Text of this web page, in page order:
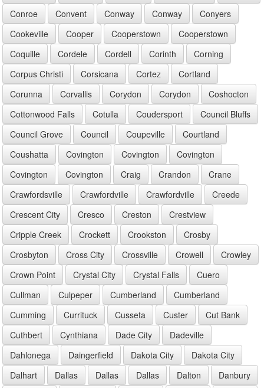
Conroe
Convent Conway Conway
Conyers
Cookeville
Cooper Cooperstown
Cooperstown
Coquille
Cordele Cordell Corinth
Corning
Corpus Christi
Corsicana Cortez
Cortland
Corunna
Corvallis Corydon Corydon
Coshocton
Cottonwood Falls
Cotulla Coudersport
Council Bluffs
Council Grove
Council Coupeville
Courtland
Coushatta
Covington Covington
Covington
Covington
Covington Craig Crandon
Crane
Crawfordsville
Crawfordville Crawfordville
Creede
Crescent City
Cresco Creston
Crestview
Cripple Creek
Crockett Crookston
Crosby
Crosbyton
Cross City Crossville Crowell
Crowley
Crown Point
Crystal City Crystal Falls
Cuero
Cullman
Culpeper Cumberland
Cumberland
Cumming
Currituck Cusseta Custer
Cut Bank
Cuthbert
Cynthiana Dade City
Dadeville
Dahlonega
Daingerfield Dakota City
Dakota City
Dalhart
Dallas Dallas Dallas Dalton
Danbury